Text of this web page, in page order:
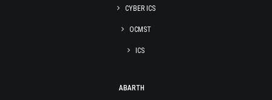
CYBER ICS
OCMST
ICS
ABARTH